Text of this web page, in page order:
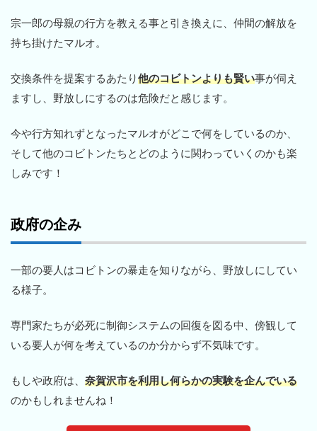
宗一郎の母親の行方を教える事と引き換えに、仲間の解放を
持ち掛けたマルオ。
交換条件を提案するあたり他のコビトンよりも賢い事が伺え
ますし、野放しにするのは危険だと感じます。
今や行方知れずとなったマルオがどこで何をしているのか、
そして他のコビトンたちとどのように関わっていくのかも楽
しみです！
政府の企み
一部の要人はコビトンの暴走を知りながら、野放しにしてい
る様子。
専門家たちが必死に制御システムの回復を図る中、傍観して
いる要人が何を考えているのか分からず不気味です。
もしや政府は、 奈賀沢市を利用し何らかの実験を企んでいる
のかもしれませんね！